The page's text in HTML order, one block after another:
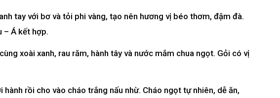
tay với bơ và tỏi phi vàng, tạo nên hương vị béo thơm, đậm đà.
– Á kết hợp.
xoài xanh, rau răm, hành tây và nước mắm chua ngọt. Gỏi có vị
rồi cho vào cháo trắng nấu nhừ. Cháo ngọt tự nhiên, dễ ăn,